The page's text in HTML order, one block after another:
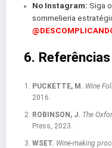
No Instagram: Siga
sommelieria
6.
PUCKETTE, M. Wine
2016.
ROBINSON, J. The
Press, 2023.
WSET. Wine-making